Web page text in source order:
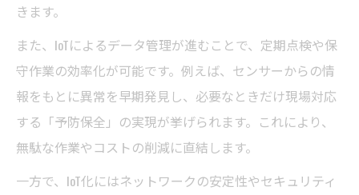
きます。
また、IoTによるデータ管理が進むことで、定期点検や保
守作業の効率化が可能です。例えば、センサーからの情
報をもとに異常を早期発見し、必要なときだけ現場対応
する「予防保全」の実現が挙げられます。これにより、
無駄な作業やコストの削減に直結します。
一方で、IoT化にはネットワークの安定性やセキュリティ